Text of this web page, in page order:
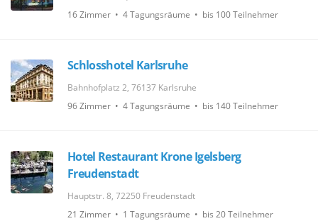
16 Zimmer • 4 Tagungsräume • bis 100 Teilnehmer
Schlosshotel Karlsruhe
Bahnhofplatz 2, 76137 Karlsruhe
96 Zimmer • 4 Tagungsräume • bis 140 Teilnehmer
Hotel Restaurant Krone Igelsberg
Freudenstadt
Hauptstr. 8, 72250 Freudenstadt
21 Zimmer • 1 Tagungsräume • bis 20 Teilnehmer